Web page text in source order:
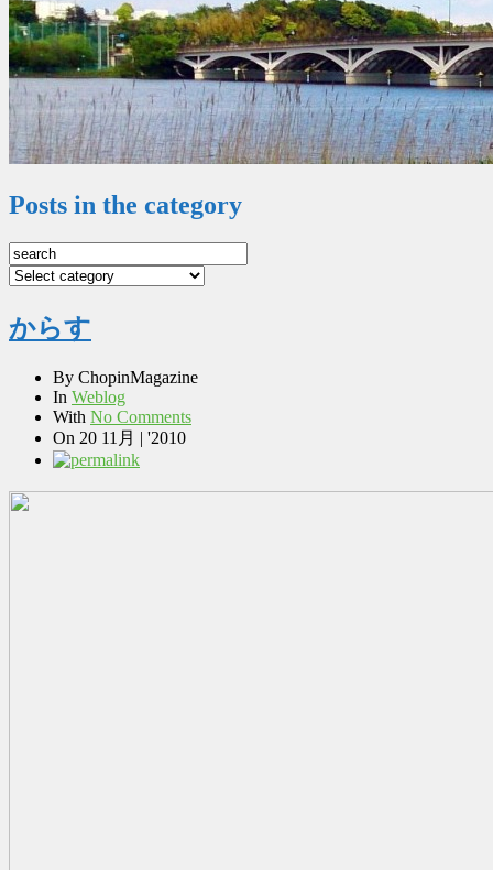
Posts in the category
からす
By ChopinMagazine
In Weblog
With No Comments
On 20 11月 | '2010